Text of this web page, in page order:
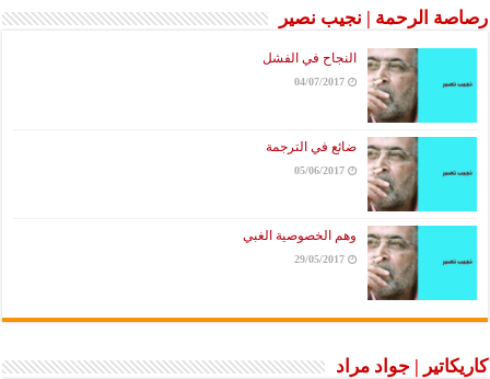
رصاصة الرحمة | نجيب نصير
النجاح في الفشل
04/07/2017
ضائع في الترجمة
05/06/2017
وهم الخصوصية الغبي
29/05/2017
كاريكاتير | جواد مراد